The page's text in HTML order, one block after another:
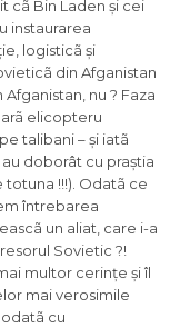
cã Bin Laden și cei
instaurarea
logisticã și
din Afganistan
nu ? Faza
elicopteru
talibani – și iatã
doborât cu praștia
!!!). Odatã ce
întrebarea
un aliat, care i-a
Sovietic ?!
multor cerințe și îl
mai verosimile
cu